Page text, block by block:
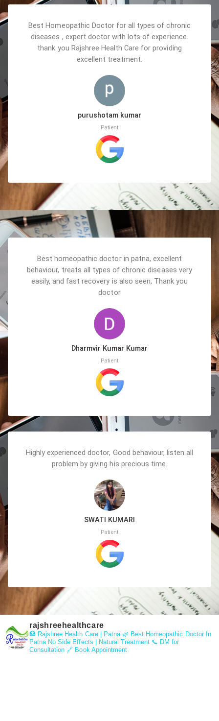
Best Homeopathic Doctor for all types of chronic
diseases , expert doctor with lots of experience.
thank you Rajshree Health Care for providing
excellent treatment.
purushotam kumar
Patient
Best homeopathic doctor in patna, excellent
behaviour, treats all types of chronic diseases very
easily, and fast recovery is also seen, Thank you
doctor
Dharmvir Kumar Kumar
Patient
Highly experienced doctor, Good behaviour, listen all
problem by giving his precious time.
SWATI KUMARI
Patient
rajshreehealthcare
🏥 Rajshree Health Care | Patna🌿 Best Homeopathic Doctor In
Patna No Side Effects | Natural Treatment 📞 DM for
Consultation 🔗 Book Appointment